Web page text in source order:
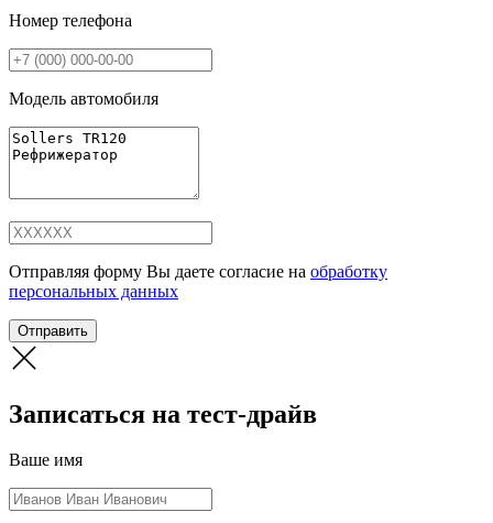
Номер телефона
Модель автомобиля
Отправляя форму Вы даете согласие на обработку
персональных данных
Отправить
Записаться на тест-драйв
Ваше имя